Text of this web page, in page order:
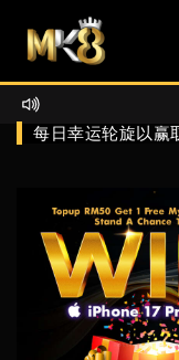
每日幸运轮旋以